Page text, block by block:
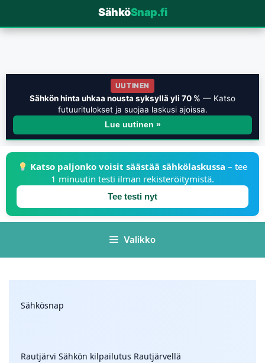
SähköSnap.fi
UUTINEN
Sähkön hinta uhkaa nousta syksyllä yli 70 % — Katso
futuuritulokset ja suojaa laskusi ajoissa.
Lue uutinen »
Katso paljonko voisit säästää sähkölaskussa – tee
1 minuutin testi ilman rekisteröitymistä.
Tee testi nyt
Valikko
Sähkösnap
Rautjärvi Sähkön kilpailutus Rautjärvellä